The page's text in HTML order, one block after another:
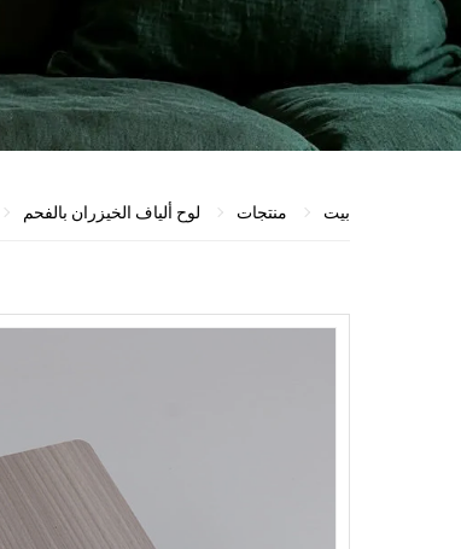
بيت منتجات لوح ألياف الخيزران بالفحم